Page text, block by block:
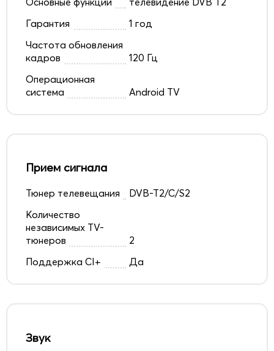
Гарантия
1 год
Частота обновления
кадров
120 Гц
Операционная
система
Android TV
Прием сигнала
Тюнер телевещания
DVB-T2/C/S2
Количество
независимых TV-
тюнеров
2
Поддержка CI+
Да
Звук